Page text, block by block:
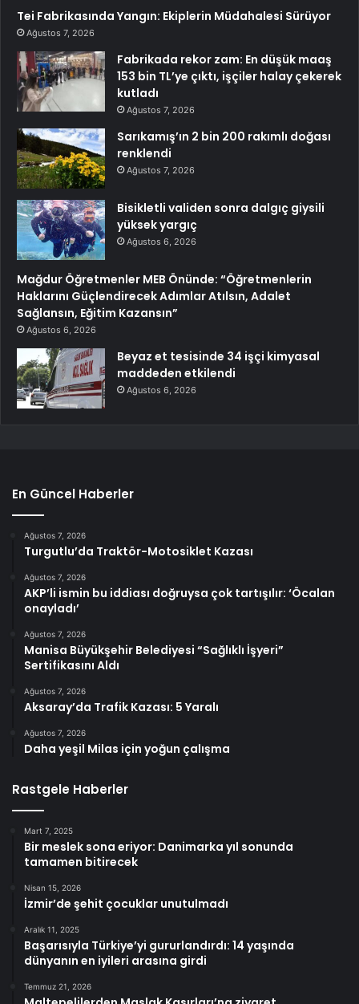
Tei Fabrikasında Yangın: Ekiplerin Müdahalesi Sürüyor
Ağustos 7, 2026
Fabrikada rekor zam: En düşük maaş
153 bin TL’ye çıktı, işçiler halay çekerek
kutladı
Ağustos 7, 2026
Sarıkamış’ın 2 bin 200 rakımlı doğası
renklendi
Ağustos 7, 2026
Bisikletli validen sonra dalgıç giysili
yüksek yargıç
Ağustos 6, 2026
Mağdur Öğretmenler MEB Önünde: “Öğretmenlerin
Haklarını Güçlendirecek Adımlar Atılsın, Adalet
Sağlansın, Eğitim Kazansın”
Ağustos 6, 2026
Beyaz et tesisinde 34 işçi kimyasal
maddeden etkilendi
Ağustos 6, 2026
En Güncel Haberler
Ağustos 7, 2026
Turgutlu’da Traktör-Motosiklet Kazası
Ağustos 7, 2026
AKP’li ismin bu iddiası doğruysa çok tartışılır: ‘Öcalan
onayladı’
Ağustos 7, 2026
Manisa Büyükşehir Belediyesi “Sağlıklı İşyeri”
Sertifikasını Aldı
Ağustos 7, 2026
Aksaray’da Trafik Kazası: 5 Yaralı
Ağustos 7, 2026
Daha yeşil Milas için yoğun çalışma
Rastgele Haberler
Mart 7, 2025
Bir meslek sona eriyor: Danimarka yıl sonunda
tamamen bitirecek
Nisan 15, 2026
İzmir’de şehit çocuklar unutulmadı
Aralık 11, 2025
Başarısıyla Türkiye’yi gururlandırdı: 14 yaşında
dünyanın en iyileri arasına girdi
Temmuz 21, 2026